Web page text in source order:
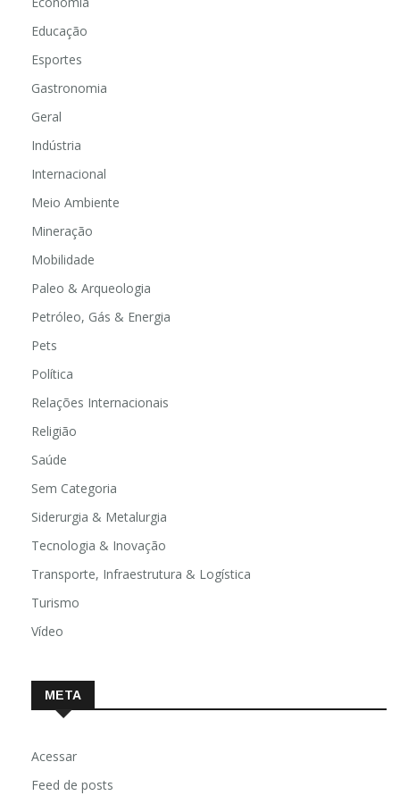
Educação
Esportes
Gastronomia
Geral
Indústria
Internacional
Meio Ambiente
Mineração
Mobilidade
Paleo & Arqueologia
Petróleo, Gás & Energia
Pets
Política
Relações Internacionais
Religião
Saúde
Sem Categoria
Siderurgia & Metalurgia
Tecnologia & Inovação
Transporte, Infraestrutura & Logística
Turismo
Vídeo
META
Acessar
Feed de posts